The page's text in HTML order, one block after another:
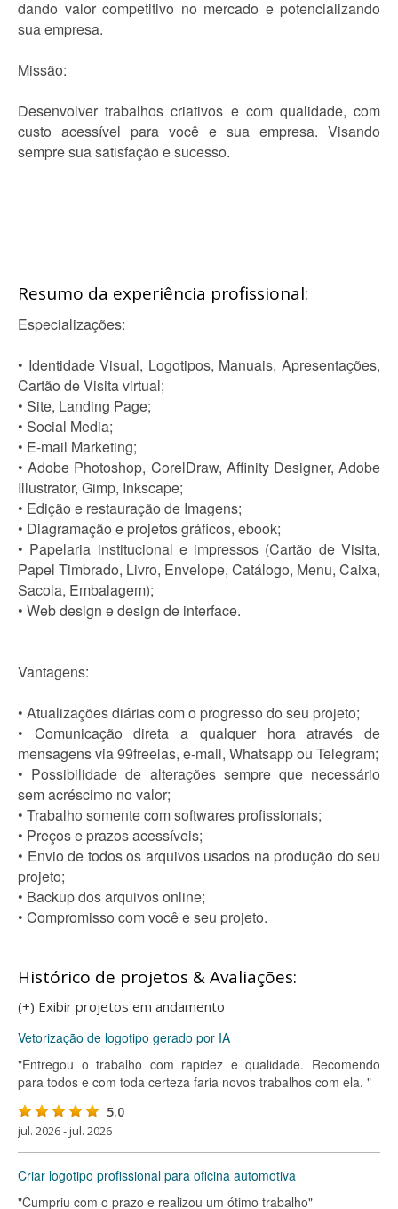
dando valor competitivo no mercado e potencializando
sua empresa.
Missão:
Desenvolver trabalhos criativos e com qualidade, com
custo acessível para você e sua empresa. Visando
sempre sua satisfação e sucesso.
Resumo da experiência profissional:
Especializações:
• Identidade Visual, Logotipos, Manuais, Apresentações,
Cartão de Visita virtual;
• Site, Landing Page;
• Social Media;
• E-mail Marketing;
• Adobe Photoshop, CorelDraw, Affinity Designer, Adobe
Illustrator, Gimp, Inkscape;
• Edição e restauração de Imagens;
• Diagramação e projetos gráficos, ebook;
• Papelaria institucional e impressos (Cartão de Visita,
Papel Timbrado, Livro, Envelope, Catálogo, Menu, Caixa,
Sacola, Embalagem);
• Web design e design de interface.
Vantagens:
• Atualizações diárias com o progresso do seu projeto;
• Comunicação direta a qualquer hora através de
mensagens via 99freelas, e-mail, Whatsapp ou Telegram;
• Possibilidade de alterações sempre que necessário
sem acréscimo no valor;
• Trabalho somente com softwares profissionais;
• Preços e prazos acessíveis;
• Envio de todos os arquivos usados na produção do seu
projeto;
• Backup dos arquivos online;
• Compromisso com você e seu projeto.
Histórico de projetos & Avaliações:
(+) Exibir projetos em andamento
Vetorização de logotipo gerado por IA
"Entregou o trabalho com rapidez e qualidade. Recomendo
para todos e com toda certeza faria novos trabalhos com ela. "
5.0
jul. 2026 - jul. 2026
Criar logotipo profissional para oficina automotiva
"Cumpriu com o prazo e realizou um ótimo trabalho"